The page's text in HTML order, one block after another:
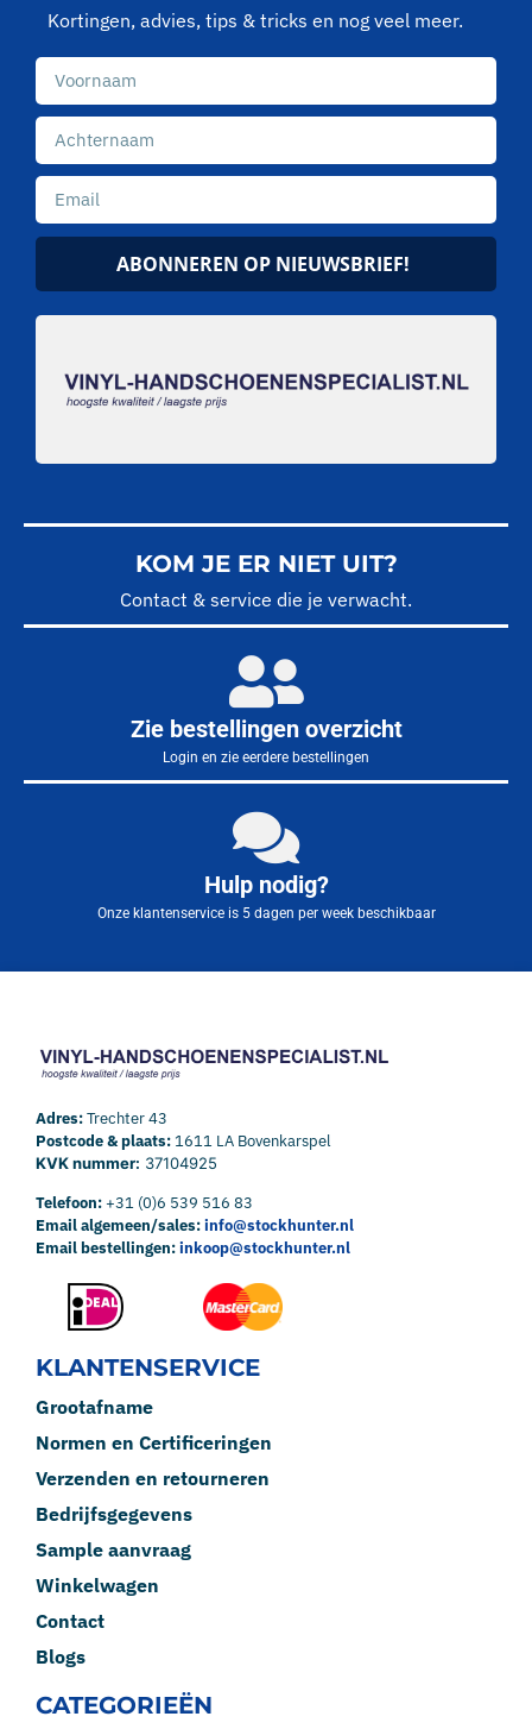
Kortingen, advies, tips & tricks en nog veel meer.
ABONNEREN OP NIEUWSBRIEF!
KOM JE ER NIET UIT?
Contact & service die je verwacht.
Zie bestellingen overzicht
Login en zie eerdere bestellingen
Hulp nodig?
Onze klantenservice is 5 dagen per week beschikbaar
Adres:Trechter 43
Postcode & plaats: 1611 LA Bovenkarspel
KVK nummer: 37104925
Telefoon:+31 (0)6 539 516 83
Email algemeen/sales:info@stockhunter.nl
Email bestellingen:inkoop@stockhunter.nl
KLANTENSERVICE
Grootafname
Normen en Certificeringen
Verzenden en retourneren
Bedrijfsgegevens
Sample aanvraag
Winkelwagen
Contact
Blogs
CATEGORIEËN